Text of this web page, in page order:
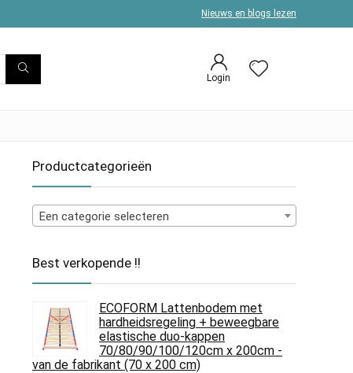
Nieuws en blogs lezen
Login
Productcategorieën
Een categorie selecteren
Best verkopende !!
ECOFORM Lattenbodem met
hardheidsregeling + beweegbare
elastische duo-kappen
70/80/90/100/120cm x 200cm -
van de fabrikant (70 x 200 cm)